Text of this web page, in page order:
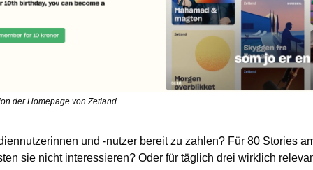
der Homepage von Zetland
und -nutzer bereit zu zahlen? Für 80 Stories
sie nicht interessieren? Oder für täglich drei wirklich